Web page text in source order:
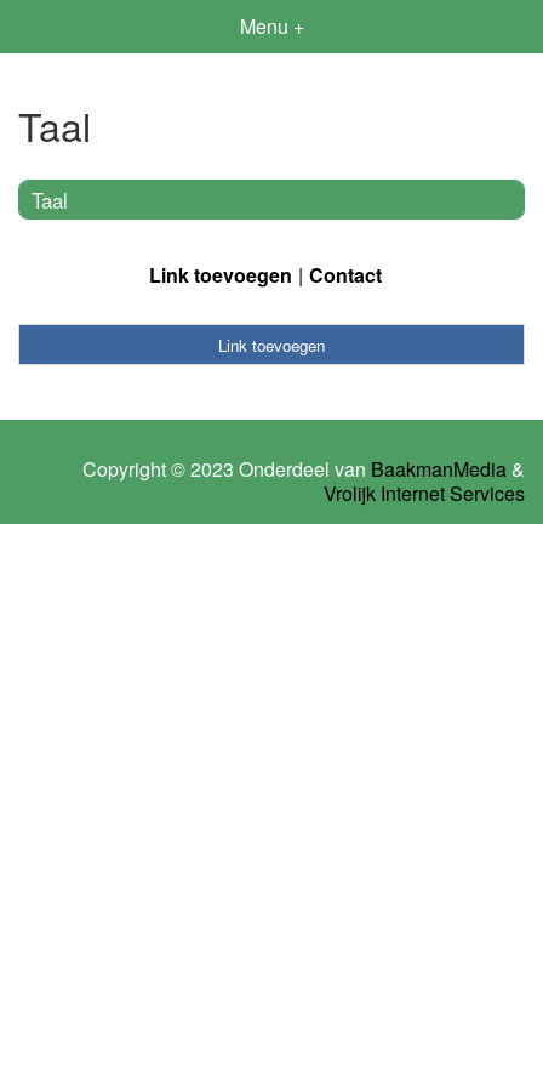
Menu +
Taal
Taal
Link toevoegen Contact
Link toevoegen
Copyright © 2023 Onderdeel van BaakmanMedia &
Vrolijk Internet Services